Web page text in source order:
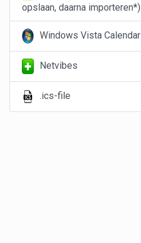
opslaan, daarna importeren*)
Windows Vista Calendar
Netvibes
.ics-file